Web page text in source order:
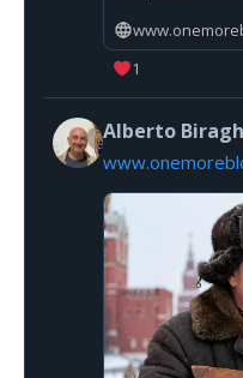
1
Alberto